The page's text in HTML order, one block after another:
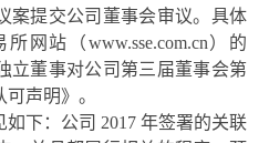
案提交公司董事会审议。具体
所网站（www.sse.com.cn）的
立董事对公司第三届董事会第
声明》。
如下：公司 2017 年签署的关联